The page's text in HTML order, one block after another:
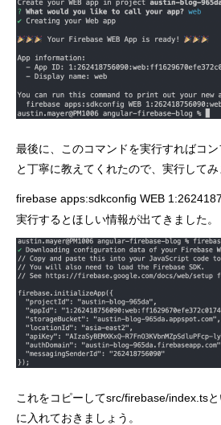
最後に、このコマンドを実行すればコ
と丁寧に教えてくれたので、実行してみ
firebase apps:sdkconfig WEB
実行するとほしい情報が出てきました。
これをコピーしてsrc/firebase/index.ts
に入れておきましょう。